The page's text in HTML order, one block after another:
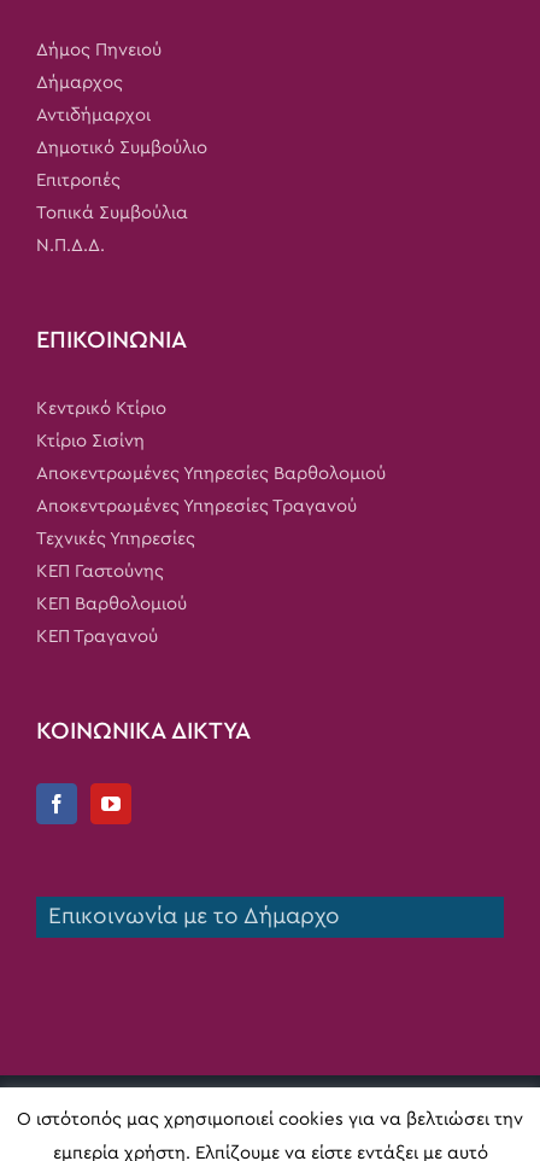
Δήμος Πηνειού
Δήμαρχος
Αντιδήμαρχοι
Δημοτικό Συμβούλιο
Επιτροπές
Τοπικά Συμβούλια
Ν.Π.Δ.Δ.
ΕΠΙΚΟΙΝΩΝΙΑ
Κεντρικό Κτίριο
Κτίριο Σισίνη
Αποκεντρωμένες Υπηρεσίες Βαρθολομιού
Αποκεντρωμένες Υπηρεσίες Τραγανού
Τεχνικές Υπηρεσίες
ΚΕΠ Γαστούνης
ΚΕΠ Βαρθολομιού
ΚΕΠ Τραγανού
ΚΟΙΝΩΝΙΚΑ ΔΙΚΤΥΑ
Επικοινωνία με το Δήμαρχο
Copyright 2020 Δήμος Πηνειού | All Rights Reserved |
Κατασκευή ιστοσελίδαςDigital Act
Ο ιστότοπός μας χρησιμοποιεί cookies για να βελτιώσει την
εμπερία χρήστη. Ελπίζουμε να είστε εντάξει με αυτό